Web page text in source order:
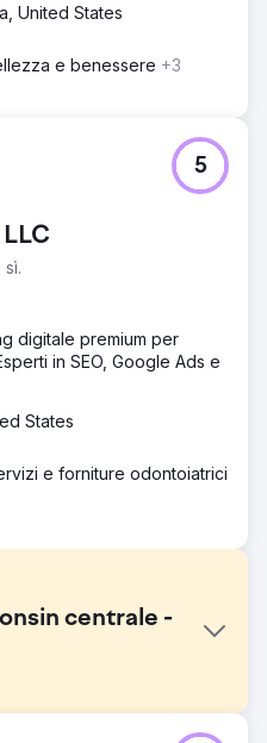
United States
e benessere +3
5
digitale premium per
in SEO, Google Ads e
States
e forniture odontoiatrici
centrale -